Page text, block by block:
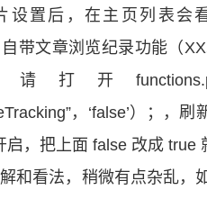
设置后，在主页列表会
带文章浏览纪录功能（
打开
，‘false’）；，
，把上面 false 改成 true
看法，稍微有点杂乱，